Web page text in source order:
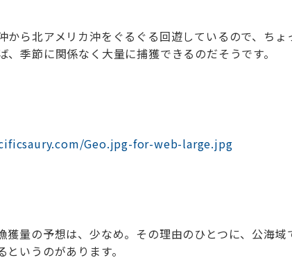
から北アメリカ沖をぐるぐる回遊しているので、ちょ
、季節に関係なく大量に捕獲できるのだそうです。
Geo.jpg-for-web-large.jpg
獲量の予想は、少なめ。その理由のひとつに、公海
いうのがあります。